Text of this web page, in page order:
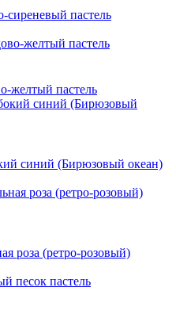
пастель
желтый пастель
синий (Бирюзовый океан)
роза (ретро-розовый)